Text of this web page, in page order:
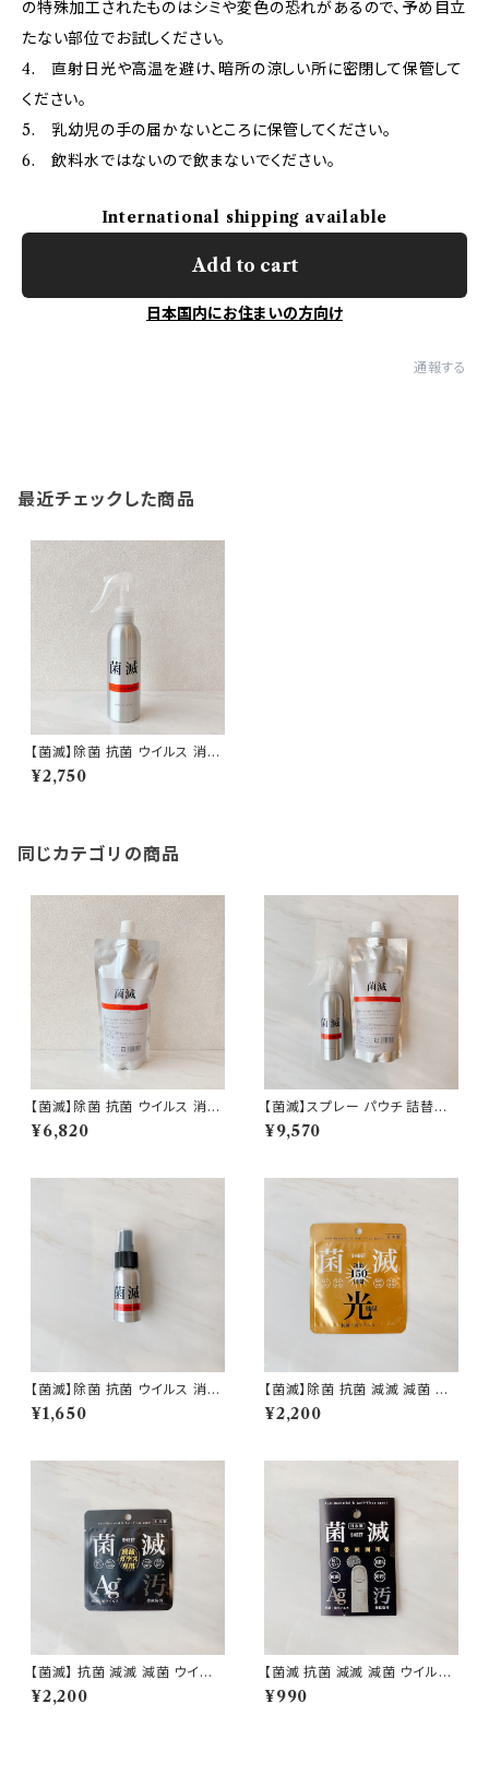
の特殊加工されたものはシミや変色の恐れがあるので、予め目立
たない部位でお試しください。
4. 直射日光や高温を避け、暗所の涼しい所に密閉して保管して
ください。
5. 乳幼児の手の届かないところに保管してください。
6. 飲料水ではないので飲まないでください。
International shipping available
Add to cart
日本国内にお住まいの方向け
通報する
最近チェックした商品
【菌滅】除菌 抗菌 ウイルス 消臭
対策 ハンドスプレー 150ml ス
プレー ノンアルコール 次亜塩素
¥2,750
同じカテゴリの商品
【菌滅】除菌 抗菌 ウイルス 消臭
対策 500ml スプレー 詰替用
ノンアルコール 次亜塩素酸 界
¥6,820
【菌滅】スプレー パウチ 詰替え
セット 除菌 抗菌 ウイルス 消臭
対策 ノンアルコール 次亜塩素
¥9,570
【菌滅】除菌 抗菌 ウイルス 消臭
対策 マスク用 ハンド ミニ 5
0ml スプレー ノンアルコール
¥1,650
【菌滅】除菌 抗菌 減滅 減菌 ウ
イルス 防汚 抗菌シート 暗所反
応 150日間続く 菌滅シート 光
¥2,200
【菌滅】 抗菌 減滅 減菌 ウイル
ス 防汚 菌滅シート 液晶用 抗菌
シート ナノ銀 衛生用品 日本製
¥2,200
【菌滅 抗菌 減滅 減菌 ウイルス
防汚 抗菌シート 携帯用 スマホ
ナノ銀 衛生用品 日本製 即納
¥990